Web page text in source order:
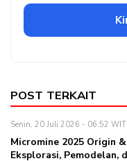
POST TERKAIT
Senin, 20 Juli 2026 - 06:52 WIT
Micromine 2025 Origin
Eksplorasi, Pemodelan,